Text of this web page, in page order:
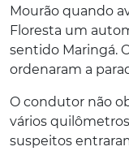
Mourão quando
Floresta um
sentido Maringá.
ordenaram a
O condutor não
vários
suspeitos